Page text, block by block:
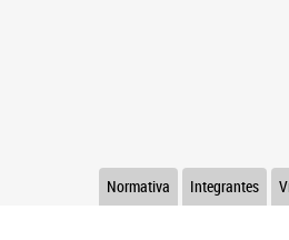
Integrantes
Normativa